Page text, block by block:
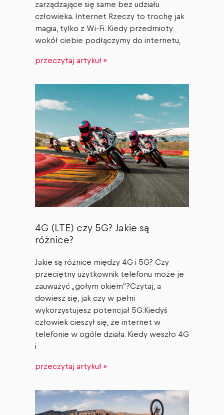
zarządzające się same bez udziału
człowieka. Internet Rzeczy to trochę jak
magia, tylko z Wi-Fi. Kiedy przedmioty
wokół ciebie podłączymy do internetu,
przeczytaj artykuł »
4G (LTE) czy 5G? Jakie są
różnice?
Jakie są różnice między 4G i 5G? Czy
przeciętny użytkownik telefonu może je
zauważyć „gołym okiem”?Czytaj, a
dowiesz się, jak czy w pełni
wykorzystujesz potencjał 5G.Kiedyś
człowiek cieszył się, że internet w
telefonie w ogóle działa. Kiedy weszło 4G
i
przeczytaj artykuł »